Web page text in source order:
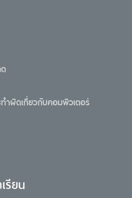
ำผิดเกี่ยวกับคอมพิวเตอร์
รียน